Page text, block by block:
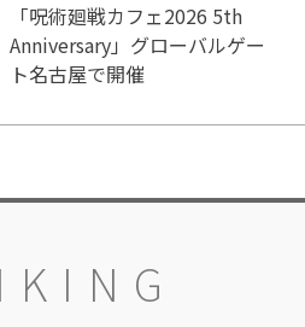
「呪術廻戦カフェ2026 5th
Anniversary」グローバルゲー
ト名古屋で開催